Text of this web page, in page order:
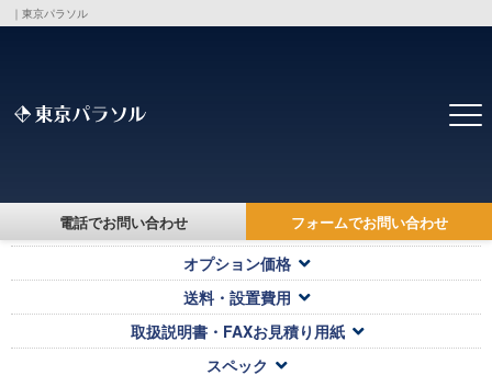
｜東京パラソル
電話でお問い合わせ フォームでお問い合わせ
対応キャンバス・本体価格
オプション価格
送料・設置費用
取扱説明書・FAXお見積り用紙
スペック